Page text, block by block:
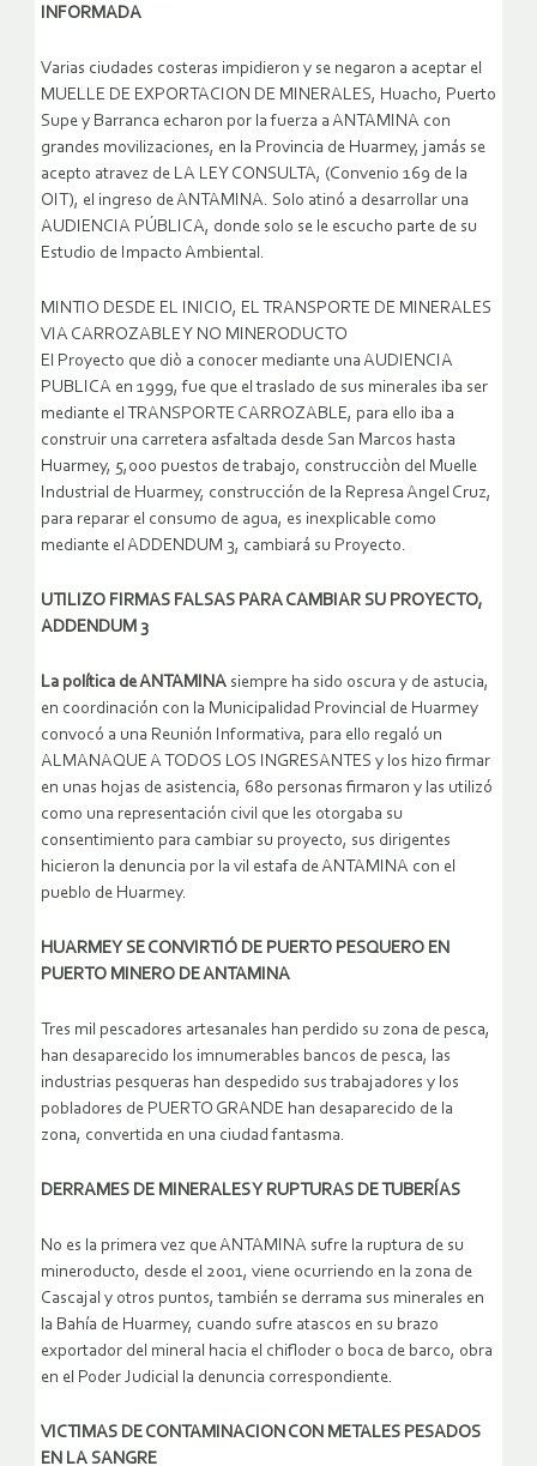
INFORMADA
Varias ciudades costeras impidieron y se negaron a aceptar el
MUELLE DE EXPORTACION DE MINERALES, Huacho, Puerto
Supe y Barranca echaron por la fuerza a ANTAMINA con
grandes movilizaciones, en la Provincia de Huarmey, jamás se
acepto atravez de LA LEY CONSULTA, (Convenio 169 de la
OIT), el ingreso de ANTAMINA. Solo atinó a desarrollar una
AUDIENCIA PÚBLICA, donde solo se le escucho parte de su
Estudio de Impacto Ambiental.
MINTIO DESDE EL INICIO, EL TRANSPORTE DE MINERALES
VIA CARROZABLE Y NO MINERODUCTO
El Proyecto que diò a conocer mediante una AUDIENCIA
PUBLICA en 1999, fue que el traslado de sus minerales iba ser
mediante el TRANSPORTE CARROZABLE, para ello iba a
construir una carretera asfaltada desde San Marcos hasta
Huarmey, 5,000 puestos de trabajo, construcciòn del Muelle
Industrial de Huarmey, construcción de la Represa Angel Cruz,
para reparar el consumo de agua, es inexplicable como
mediante el ADDENDUM 3, cambiará su Proyecto.
UTILIZO FIRMAS FALSAS PARA CAMBIAR SU PROYECTO,
ADDENDUM 3
La política de ANTAMINA siempre ha sido oscura y de astucia,
en coordinación con la Municipalidad Provincial de Huarmey
convocó a una Reunión Informativa, para ello regaló un
ALMANAQUE A TODOS LOS INGRESANTES y los hizo firmar
en unas hojas de asistencia, 680 personas firmaron y las utilizó
como una representación civil que les otorgaba su
consentimiento para cambiar su proyecto, sus dirigentes
hicieron la denuncia por la vil estafa de ANTAMINA con el
pueblo de Huarmey.
HUARMEY SE CONVIRTIÓ DE PUERTO PESQUERO EN
PUERTO MINERO DE ANTAMINA
Tres mil pescadores artesanales han perdido su zona de pesca,
han desaparecido los imnumerables bancos de pesca, las
industrias pesqueras han despedido sus trabajadores y los
pobladores de PUERTO GRANDE han desaparecido de la
zona, convertida en una ciudad fantasma.
DERRAMES DE MINERALES Y RUPTURAS DE TUBERÍAS
No es la primera vez que ANTAMINA sufre la ruptura de su
mineroducto, desde el 2001, viene ocurriendo en la zona de
Cascajal y otros puntos, también se derrama sus minerales en
la Bahía de Huarmey, cuando sufre atascos en su brazo
exportador del mineral hacia el chifloder o boca de barco, obra
en el Poder Judicial la denuncia correspondiente.
VICTIMAS DE CONTAMINACION CON METALES PESADOS
EN LA SANGRE